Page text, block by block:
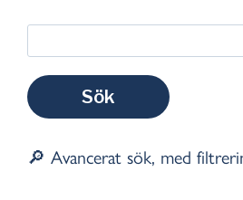
🔎 Avancerat sök, med